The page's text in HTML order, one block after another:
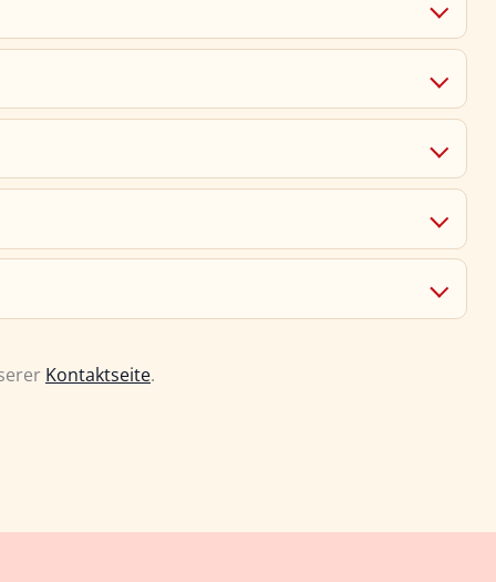
Kontaktseite.